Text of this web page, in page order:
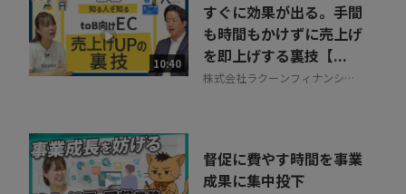
10:40
すぐに効果が出る。手間
も時間もかけずに売上げ
を即上げする裏技【...
株式会社ラクーンフィナンシャ
督促に費やす時間を事業
成果に集中投下